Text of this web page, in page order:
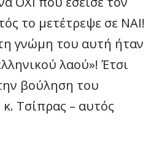
το μετέτρεψε σε ΝΑΙ!
τη γνώμη του αυτή ήταν
λαού»! Έτσι
βούληση του
Τσίπρας – αυτός